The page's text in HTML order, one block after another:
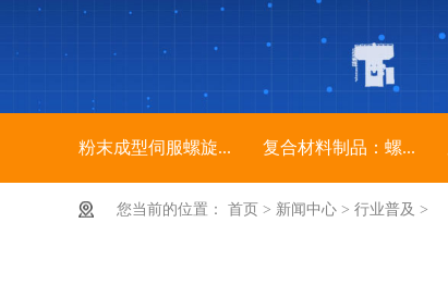
粉末成型伺服螺旋... 复合材料制品：螺...
您当前的位置： 首页 > 新闻中心 > 行业普及 >